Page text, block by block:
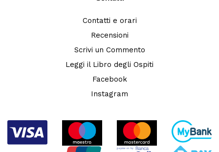
Contatti e orari
Recensioni
Scrivi un Commento
Leggi il Libro degli Ospiti
Facebook
Instagram